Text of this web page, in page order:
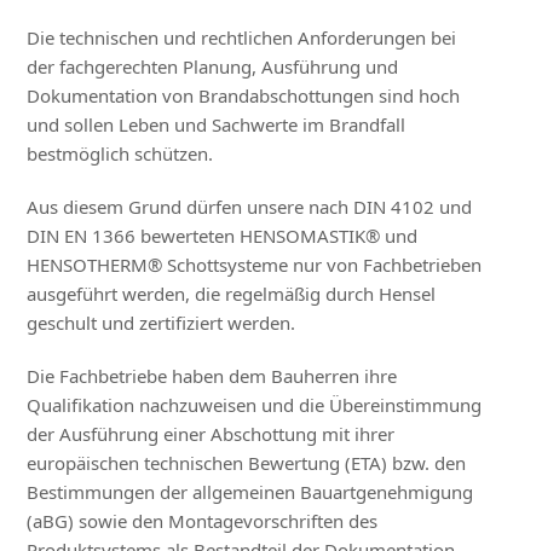
Die technischen und rechtlichen Anforderungen bei
der fachgerechten Planung, Ausführung und
Dokumentation von Brandabschottungen sind hoch
und sollen Leben und Sachwerte im Brandfall
bestmöglich schützen.
Aus diesem Grund dürfen unsere nach DIN 4102 und
DIN EN 1366 bewerteten HENSOMASTIK® und
HENSOTHERM® Schottsysteme nur von Fachbetrieben
ausgeführt werden, die regelmäßig durch Hensel
geschult und zertifiziert werden.
Die Fachbetriebe haben dem Bauherren ihre
Qualifikation nachzuweisen und die Übereinstimmung
der Ausführung einer Abschottung mit ihrer
europäischen technischen Bewertung (ETA) bzw. den
Bestimmungen der allgemeinen Bauartgenehmigung
(aBG) sowie den Montagevorschriften des